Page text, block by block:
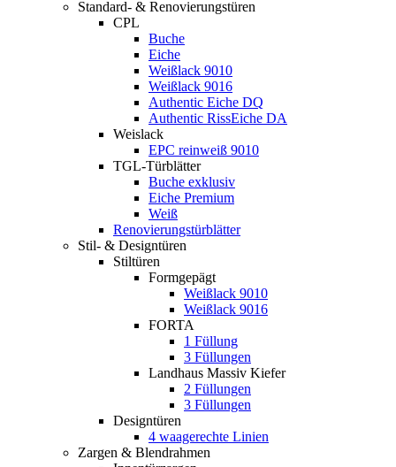
Standard- & Renovierungstüren
CPL
Buche
Eiche
Weißlack 9010
Weißlack 9016
Authentic Eiche DQ
Authentic RissEiche DA
Weislack
EPC reinweiß 9010
TGL-Türblätter
Buche exklusiv
Eiche Premium
Weiß
Renovierungstürblätter
Stil- & Designtüren
Stiltüren
Formgepägt
Weißlack 9010
Weißlack 9016
FORTA
1 Füllung
3 Füllungen
Landhaus Massiv Kiefer
2 Füllungen
3 Füllungen
Designtüren
4 waagerechte Linien
Zargen & Blendrahmen